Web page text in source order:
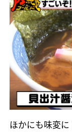
ほかにも味変